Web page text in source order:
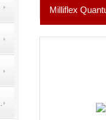
Milliflex